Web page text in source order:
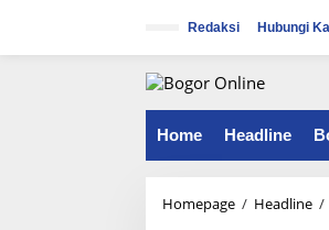
i
Redaksi Hubungi
Home Headline
Homepage / Headline /